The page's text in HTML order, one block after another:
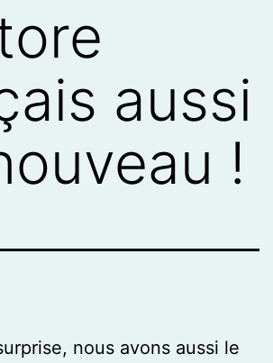
aussi
!
nous avons aussi le